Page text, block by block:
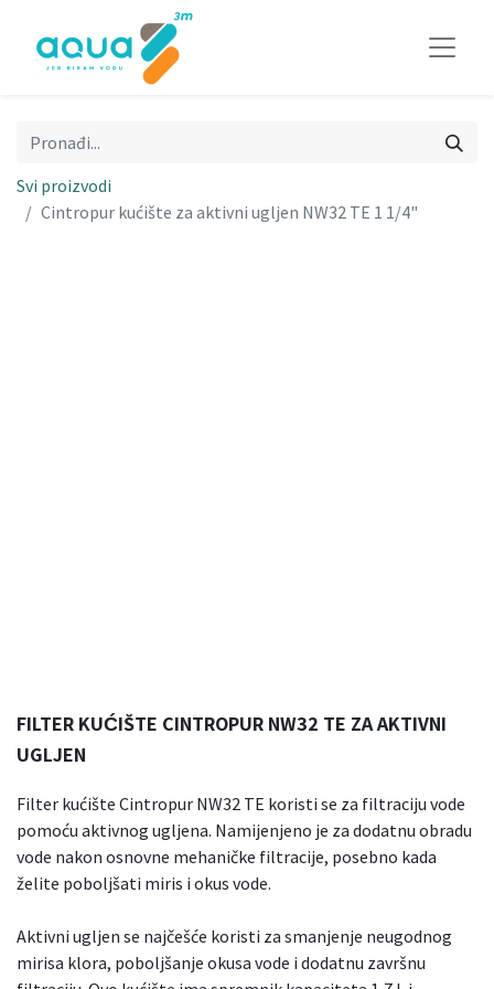
Svi proizvodi
Cintropur kućište za aktivni ugljen NW32 TE 1 1/4"
FILTER KUĆIŠTE CINTROPUR NW32 TE ZA AKTIVNI
UGLJEN
Filter kućište Cintropur NW32 TE koristi se za filtraciju vode
pomoću aktivnog ugljena. Namijenjeno je za dodatnu obradu
vode nakon osnovne mehaničke filtracije, posebno kada
želite poboljšati miris i okus vode.
Aktivni ugljen se najčešće koristi za smanjenje neugodnog
mirisa klora, poboljšanje okusa vode i dodatnu završnu